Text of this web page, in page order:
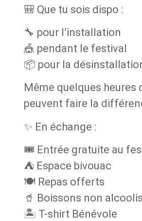
🎒 Que tu sois dispo :
🔧 pour l’installation
🎪 pendant le festival
📦 pour la
Même quelques heures
peuvent faire la
✨ En échange :
🎟️ Entrée gratuite au
⛺ Espace bivouac
🍽️ Repas offerts
🥤 Boissons non
🏝 T-shirt Bénévole